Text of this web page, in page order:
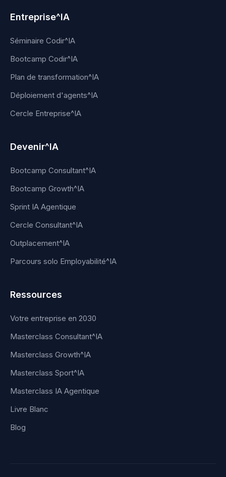
Entreprise^IA
Séminaire Codir^IA
Bootcamp Codir^IA
Plan de transformation^IA
Déploiement d'agents^IA
Cercle Entreprise^IA
Devenir^IA
Bootcamp Consultant^IA
Bootcamp Growth^IA
Sprint IA Agentique
Cercle Consultant^IA
Outplacement^IA
Parcours solo Employabilité^IA
Ressources
Votre entreprise en 2030
Masterclass Consultant^IA
Masterclass Growth^IA
Masterclass Sport^IA
Masterclass IA Agentique
Livre Blanc
Blog